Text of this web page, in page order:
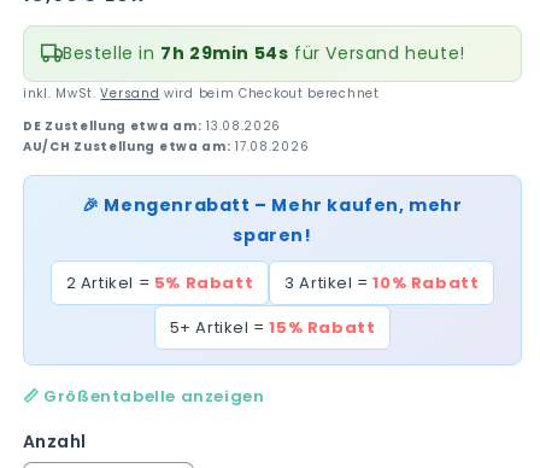
Preis
Bestelle in 7h 29min 53sfür Versand heute!
inkl. MwSt.Versand wird beim Checkout berechnet
DE Zustellung etwa am: 13.08.2026
AU/CH Zustellung etwa am: 17.08.2026
🎉 Mengenrabatt – Mehr kaufen, mehr
sparen!
2 Artikel = 5% Rabatt 3 Artikel =10% Rabatt
5+ Artikel =15% Rabatt
📏 Größentabelle anzeigen
Anzahl